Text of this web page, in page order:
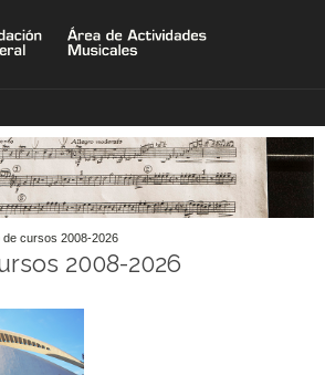
de cursos 2008-2026
2008-2026